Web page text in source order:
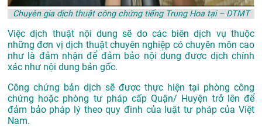
Chuyên gia dịch thuật công chứng tiếng Trung Hoa tại – DTMT
Việc dịch thuật nội dung sẽ do các biên dịch vụ thuộc
những đơn vị dịch thuật chuyên nghiệp có chuyên môn cao
như là đảm nhận để đảm bảo nội dung được dịch chính
xác như nội dung bản gốc.
Công chứng bản dịch sẽ được thực hiện tại phòng công
chứng hoặc phòng tư pháp cấp Quận/ Huyện trở lên để
đảm bảo pháp lý theo quy đinh của luật tư pháp của Việt
Nam.